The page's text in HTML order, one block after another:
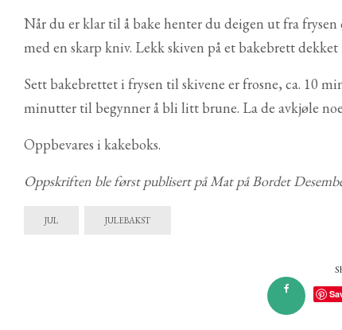
Når du er klar til å bake henter du deigen ut fra
med en skarp kniv. Lekk skiven på et bakebrett
Sett bakebrettet i frysen til skivene er frosne, ca. 10
minutter til begynner å bli litt brune. La de avkjøle
Oppbevares i kakeboks.
Oppskriften ble først publisert på Mat på Bordet
JUL JULEBAKST